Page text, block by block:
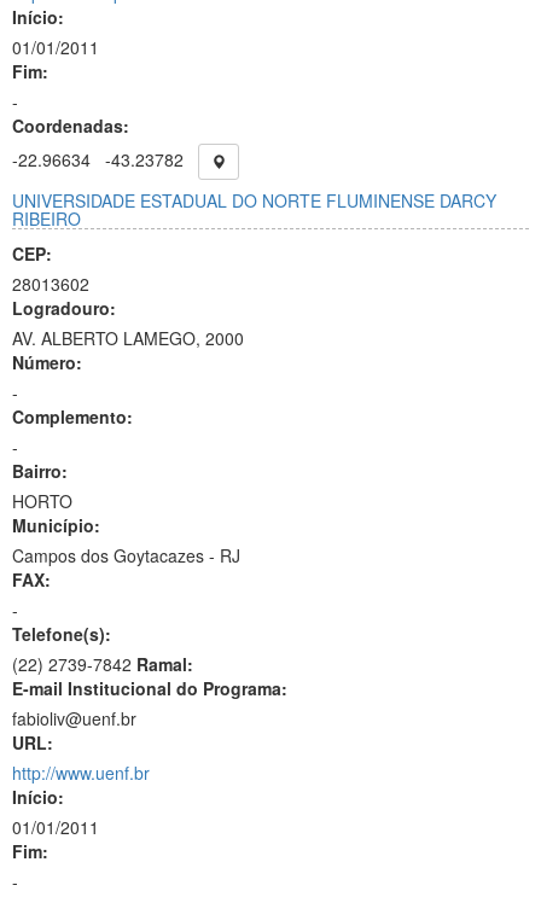
Início:
01/01/2011
Fim:
-
Coordenadas:
-22.96634 -43.23782
UNIVERSIDADE ESTADUAL DO NORTE FLUMINENSE DARCY
RIBEIRO
CEP:
28013602
Logradouro:
AV. ALBERTO LAMEGO, 2000
Número:
-
Complemento:
-
Bairro:
HORTO
Município:
Campos dos Goytacazes - RJ
FAX:
-
Telefone(s):
(22) 2739-7842 Ramal:
E-mail Institucional do Programa:
fabioliv@uenf.br
URL:
http://www.uenf.br
Início:
01/01/2011
Fim:
-